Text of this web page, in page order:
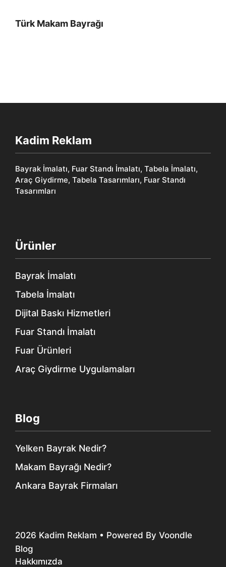
Türk Makam Bayrağı
Kadim Reklam
Bayrak İmalatı, Fuar Standı İmalatı, Tabela İmalatı,
Araç Giydirme, Tabela Tasarımları, Fuar Standı
Tasarımları
Ürünler
Bayrak İmalatı
Tabela İmalatı
Dijital Baskı Hizmetleri
Fuar Standı İmalatı
Fuar Ürünleri
Araç Giydirme Uygulamaları
Blog
Yelken Bayrak Nedir?
Makam Bayrağı Nedir?
Ankara Bayrak Firmaları
2026 Kadim Reklam • Powered By Voondle
Blog
Hakkımızda